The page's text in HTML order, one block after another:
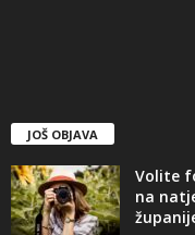
JOŠ OBJAVA
Volite
na